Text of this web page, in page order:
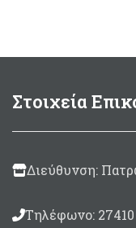
καταλύτης
gram
Στοιχεία
Διεύθυνση:
Τηλέφωνο: 27410